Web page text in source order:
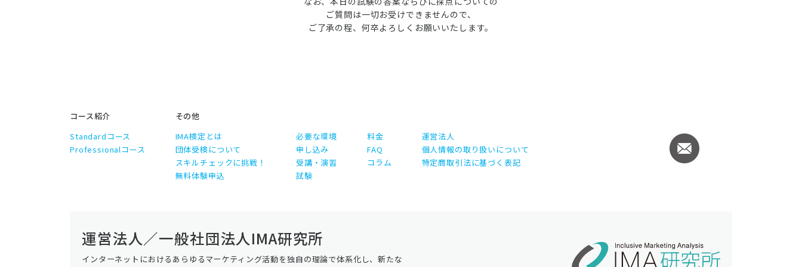
ご質問は一切お受けできませんので、
ご了承の程、何卒よろしくお願いいたします。
コース紹介
Standardコース
Professionalコース
その他
IMA検定とは
団体受検について
スキルチェックに挑戦！
無料体験申込
必要な環境
申し込み
受講・演習
試験
料金
FAQ
コラム
運営法人
個人情報の取り扱いについて
特定商取引法に基づく表記
運営法人／一般社団法人IMA研究所
インターネットにおけるあらゆるマーケティング活動を独自の理論で体系化し、新たな